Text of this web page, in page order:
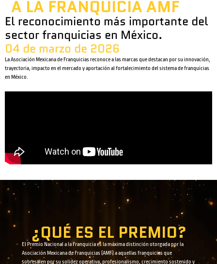
A LA FRANQUICIA AMF
El reconocimiento más importante del
sector franquicias en México.
04 de marzo de 2026
La Asociación Mexicana de Franquicias reconoce a las marcas que destacan por su innovación,
trayectoria, impacto en el mercado y aportación al fortalecimiento del sistema de franquicias
en México.
¿QUÉ ES EL PREMIO?
El Premio Nacional a la Franquicia es la máxima distinción otorgada por la
Asociación Mexicana de Franquicias (AMF) a aquellas franquicias que
sobresalen por su solidez operativa, profesionalismo, crecimiento sostenido y